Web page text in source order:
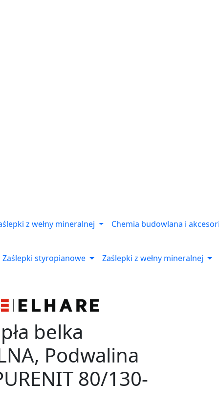
z wełny mineralnej Chemia budowlana i
Zaślepki styropianowe Zaślepki z wełny mineralnej
belka
Podwalina
80/130-